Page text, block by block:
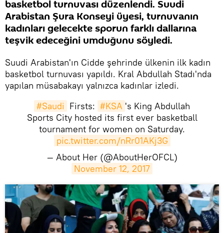
basketbol turnuvası düzenlendi. Suudi
Arabistan Şura Konseyi üyesi, turnuvanın
kadınları gelecekte sporun farklı dallarına
teşvik edeceğini umduğunu söyledi.
Suudi Arabistan'ın Cidde şehrinde ülkenin ilk kadın
basketbol turnuvası yapıldı. Kral Abdullah Stadı'nda
yapılan müsabakayı yalnızca kadınlar izledi.
#Saudi Firsts: #KSA 's King Abdullah
Sports City hosted its first ever basketball
tournament for women on Saturday.
pic.twitter.com/nRr01AKj3G
— About Her (@AboutHerOFCL)
November 12, 2017